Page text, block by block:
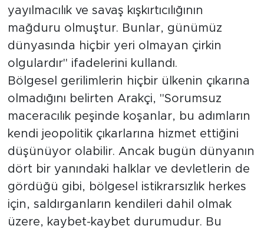
yayılmacılık ve savaş kışkırtıcılığının
mağduru olmuştur. Bunlar, günümüz
dünyasında hiçbir yeri olmayan çirkin
olgulardır" ifadelerini kullandı.
Bölgesel gerilimlerin hiçbir ülkenin çıkarına
olmadığını belirten Arakçi, "Sorumsuz
maceracılık peşinde koşanlar, bu adımların
kendi jeopolitik çıkarlarına hizmet ettiğini
düşünüyor olabilir. Ancak bugün dünyanın
dört bir yanındaki halklar ve devletlerin de
gördüğü gibi, bölgesel istikrarsızlık herkes
için, saldırganların kendileri dahil olmak
üzere, kaybet-kaybet durumudur. Bu